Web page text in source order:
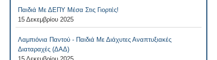
Παιδιά Με ΔΕΠΥ Μέσα Στις Γιορτές!
15 Δεκεμβρίου 2025
Λαμπιόνια Παντού - Παιδιά Με Διάχυτες Αναπτυξιακές
Διαταραχές (ΔΑΔ)